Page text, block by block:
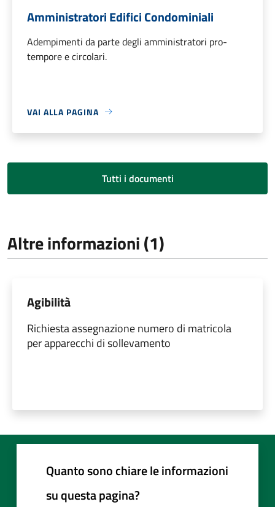
Amministratori Edifici Condominiali
Adempimenti da parte degli amministratori pro-
tempore e circolari.
VAI ALLA PAGINA
Tutti i documenti
Altre informazioni (1)
Agibilità
Richiesta assegnazione numero di matricola
per apparecchi di sollevamento
Quanto sono chiare le informazioni
su questa pagina?